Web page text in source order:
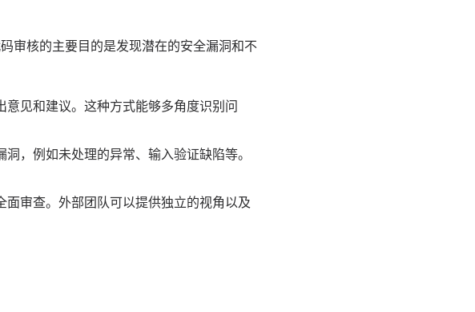
审核的主要目的是发现潜在的安全漏洞和不
见和建议。这种方式能够多角度识别问
，例如未处理的异常、输入验证缺陷等。
审查。外部团队可以提供独立的视角以及